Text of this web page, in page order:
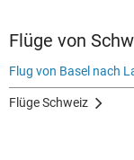
Flüge von
Flug von Basel nach
Flüge Schweiz